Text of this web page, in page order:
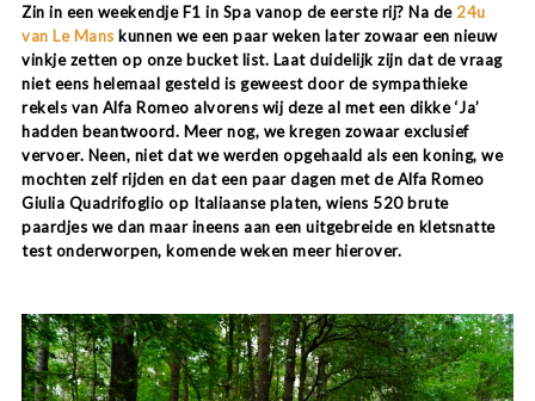
Zin in een weekendje F1 in Spa vanop de eerste rij? Na de 24u
van Le Mans kunnen we een paar weken later zowaar een nieuw
vinkje zetten op onze bucket list. Laat duidelijk zijn dat de vraag
niet eens helemaal gesteld is geweest door de sympathieke
rekels van Alfa Romeo alvorens wij deze al met een dikke ‘Ja’
hadden beantwoord. Meer nog, we kregen zowaar exclusief
vervoer. Neen, niet dat we werden opgehaald als een koning, we
mochten zelf rijden en dat een paar dagen met de Alfa Romeo
Giulia Quadrifoglio op Italiaanse platen, wiens 520 brute
paardjes we dan maar ineens aan een uitgebreide en kletsnatte
test onderworpen, komende weken meer hierover.